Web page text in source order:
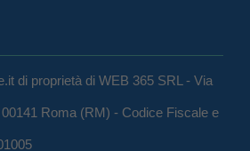
di proprietà di WEB 365 SRL - Via
Roma (RM) - Codice Fiscale e